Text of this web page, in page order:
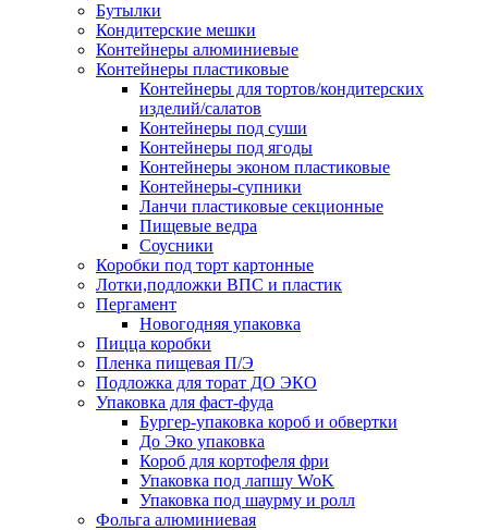
Бутылки
Кондитерские мешки
Контейнеры алюминиевые
Контейнеры пластиковые
Контейнеры для тортов/кондитерских
изделий/салатов
Контейнеры под суши
Контейнеры под ягоды
Контейнеры эконом пластиковые
Контейнеры-супники
Ланчи пластиковые секционные
Пищевые ведра
Соусники
Коробки под торт картонные
Лотки,подложки ВПС и пластик
Пергамент
Новогодняя упаковка
Пицца коробки
Пленка пищевая П/Э
Подложка для торат ДО ЭКО
Упаковка для фаст-фуда
Бургер-упаковка короб и обвертки
До Эко упаковка
Короб для кортофеля фри
Упаковка под лапшу WoK
Упаковка под шаурму и ролл
Фольга алюминиевая